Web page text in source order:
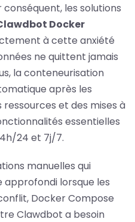
les solutions
Docker
à cette anxiété
ne quittent jamais
la conteneurisation
après les
et des mises à
essentielles
24 et 7j/7.
manuelles qui
lorsque les
Docker Compose
Clawdbot a besoin